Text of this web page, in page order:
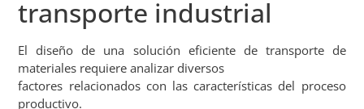
transporte industrial
El diseño de una solución eficiente de transporte de
materiales requiere analizar diversos
factores relacionados con las características del proceso
productivo.